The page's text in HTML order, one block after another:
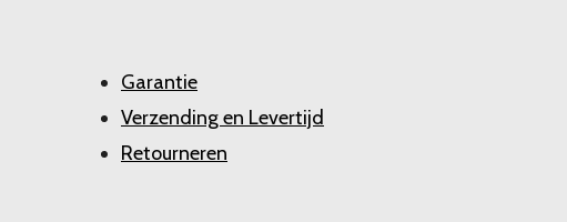
Garantie
Verzending en Levertijd
Retourneren